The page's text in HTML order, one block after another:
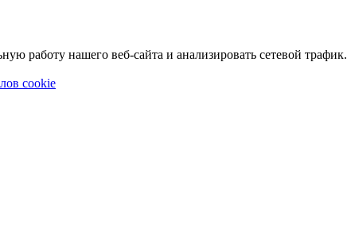
работу нашего веб-сайта и анализировать сетевой трафик.
cookie